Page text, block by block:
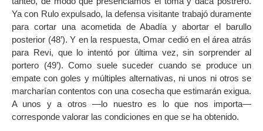
Ya con Rulo expulsado, la defensa visitante trabajó duramente
para cortar una acometida de Abadía y abortar el barullo
posterior (48’). Y en la respuesta, Omar cedió en el área atrás
para Revi, que lo intentó por última vez, sin sorprender al
portero (49’). Como suele suceder cuando se produce un
empate con goles y múltiples alternativas, ni unos ni otros se
marcharían contentos con una cosecha que estimarán exigua.
A unos y a otros —lo nuestro es lo que nos importa—
corresponde valorar las condiciones en que se ha obtenido.